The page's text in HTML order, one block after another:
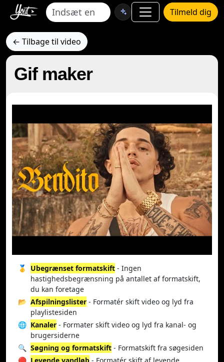
Tilmeld dig
← Tilbage til video
Gif maker
🥇 Ubegrænset formatskift - Ingen
hastighedsbegrænsning på antallet af formatskift,
du kan foretage
📂 Afspilningslister - Formatér skift video og lyd fra
playlistesiden
🌐 Kanaler - Formater skift video og lyd fra kanal- og
brugersiderne
🔍 Søgning og formatskift - Formatskift fra søgesiden